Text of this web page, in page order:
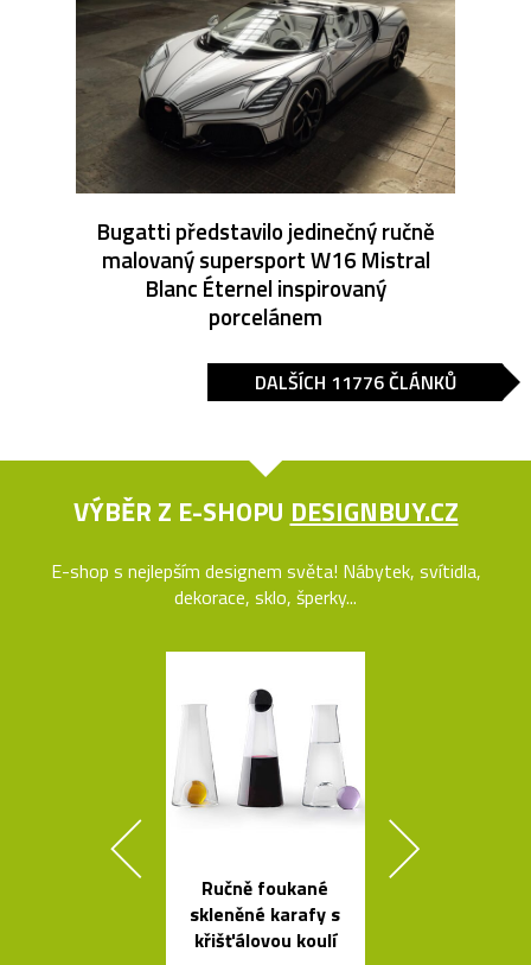
Bugatti představilo jedinečný ručně
malovaný supersport W16 Mistral
Blanc Éternel inspirovaný
porcelánem
DALŠÍCH 11776 ČLÁNKŮ
VÝBĚR Z E-SHOPU DESIGNBUY.CZ
E-shop s nejlepším designem světa! Nábytek, svítidla,
dekorace, sklo, šperky...
Ručně foukané
skleněné karafy s
křišťálovou koulí